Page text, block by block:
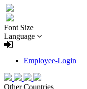
Font Size
Language
Employee-Login
Other Countries